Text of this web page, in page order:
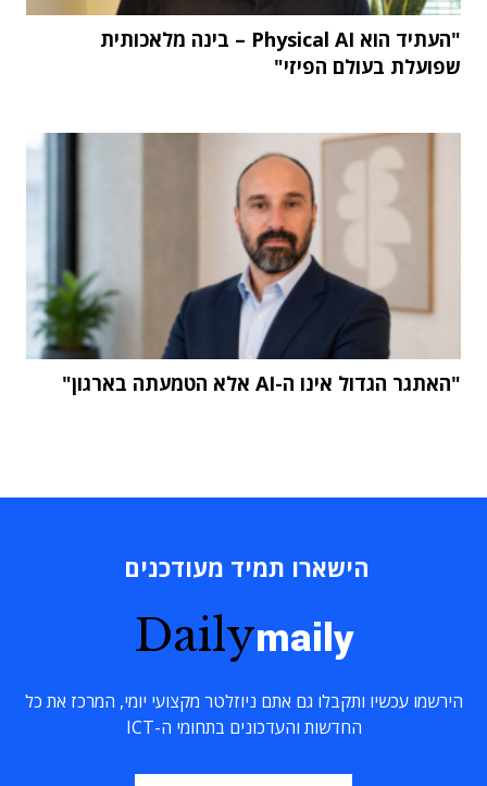
"העתיד הוא Physical AI – בינה מלאכותית
שפועלת בעולם הפיזי"
"האתגר הגדול אינו ה-AI אלא הטמעתה בארגון"
הישארו תמיד מעודכנים
Dailymaily
הירשמו עכשיו ותקבלו גם אתם ניוזלטר מקצועי יומי, המרכז את כל
החדשות והעדכונים בתחומי ה-ICT